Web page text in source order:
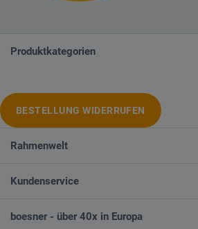
Produktkategorien
BESTELLUNG WIDERRUFEN
Rahmenwelt
Kundenservice
boesner - über 40x in Europa